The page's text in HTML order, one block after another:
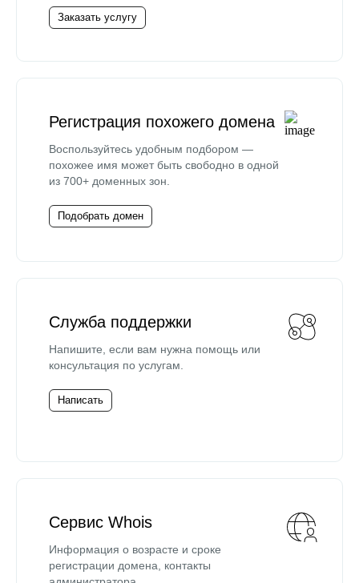
Заказать услугу
Регистрация похожего домена
Воспользуйтесь удобным подбором —
похожее имя может быть свободно в одной
из 700+ доменных зон.
Подобрать домен
Служба поддержки
Напишите, если вам нужна помощь или
консультация по услугам.
Написать
Сервис Whois
Информация о возрасте и сроке
регистрации домена, контакты